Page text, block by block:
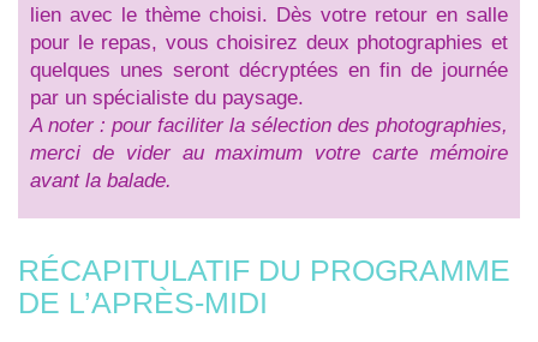
lien avec le thème choisi. Dès votre retour en salle
pour le repas, vous choisirez deux photographies et
quelques unes seront décryptées en fin de journée
par un spécialiste du paysage.
A noter : pour faciliter la sélection des photographies,
merci de vider au maximum votre carte mémoire
avant la balade.
RÉCAPITULATIF DU PROGRAMME
DE L’APRÈS-MIDI